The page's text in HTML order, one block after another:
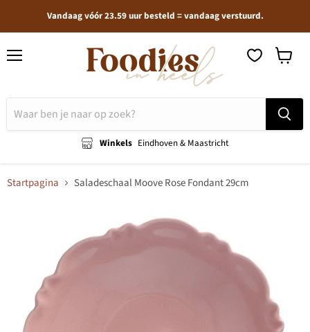
Vandaag vóór 23.59 uur besteld = vandaag verstuurd.
Winkels Eindhoven & Maastricht
Startpagina Saladeschaal Moove Rose Fondant 29cm